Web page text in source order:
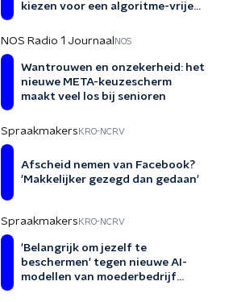
kiezen voor een algoritme-vrije
NOS Radio 1 Journaal NOS
Wantrouwen en onzekerheid: het
nieuwe META-keuzescherm
maakt veel los bij senioren
Spraakmakers KRO-NCRV
Afscheid nemen van Facebook?
'Makkelijker gezegd dan gedaan'
Spraakmakers KRO-NCRV
'Belangrijk om jezelf te
beschermen' tegen nieuwe AI-
modellen van moederbedrijf